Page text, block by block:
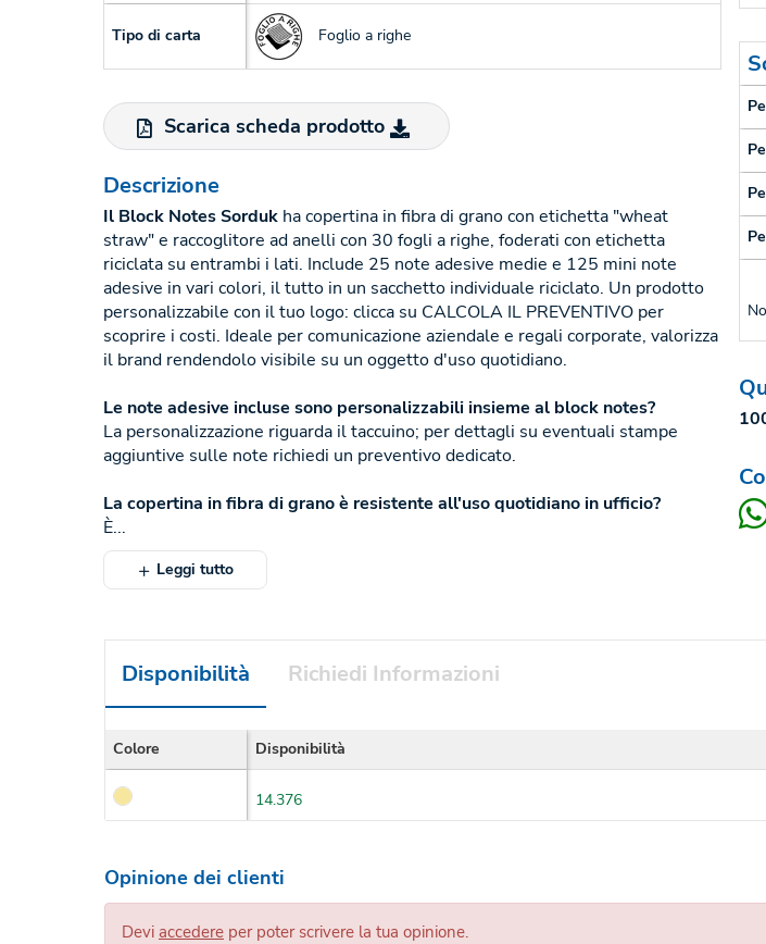
Tipo di carta Foglio a righe
Scarica scheda prodotto
Descrizione
Il Block Notes Sorduk ha copertina in fibra di grano con etichetta "wheat
straw" e raccoglitore ad anelli con 30 fogli a righe, foderati con etichetta
riciclata su entrambi i lati. Include 25 note adesive medie e 125 mini note
adesive in vari colori, il tutto in un sacchetto individuale riciclato. Un prodotto
personalizzabile con il tuo logo: clicca su CALCOLA IL PREVENTIVO per
scoprire i costi. Ideale per comunicazione aziendale e regali corporate, valorizza
il brand rendendolo visibile su un oggetto d'uso quotidiano.
Le note adesive incluse sono personalizzabili insieme al block notes?
La personalizzazione riguarda il taccuino; per dettagli su eventuali stampe
aggiuntive sulle note richiedi un preventivo dedicato.
La copertina in fibra di grano è resistente all'uso quotidiano in ufficio?
È...
Leggi tutto
Disponibilità Richiedi Informazioni
Colore Disponibilità
14.376
Opinione dei clienti
Devi accedere per poter scrivere la tua opinione.